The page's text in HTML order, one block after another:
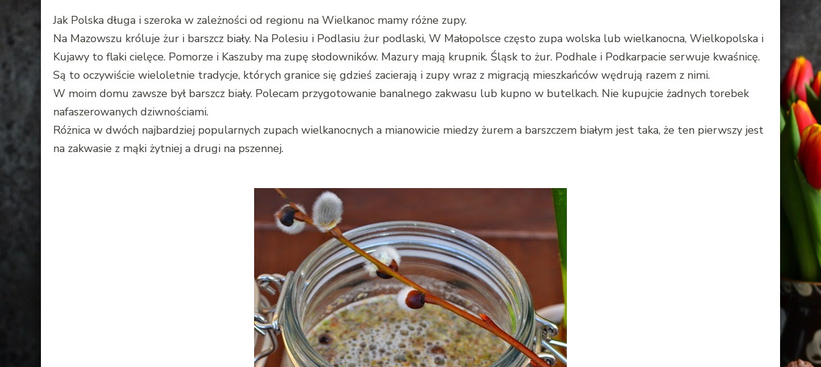
Jak Polska długa i szeroka w zależności od regionu na Wielkanoc mamy różne zupy.
Na Mazowszu króluje żur i barszcz biały. Na Polesiu i Podlasiu żur podlaski, W Małopolsce często zupa wolska lub wielkanocna, Wielkopolska i
Kujawy to flaki cielęce. Pomorze i Kaszuby ma zupę słodowników. Mazury mają krupnik. Śląsk to żur. Podhale i Podkarpacie serwuje kwaśnicę.
Są to oczywiście wieloletnie tradycje, których granice się gdzieś zacierają i zupy wraz z migracją mieszkańców wędrują razem z nimi.
W moim domu zawsze był barszcz biały. Polecam przygotowanie banalnego zakwasu lub kupno w butelkach. Nie kupujcie żadnych torebek
nafaszerowanych dziwnościami.
Różnica w dwóch najbardziej popularnych zupach wielkanocnych a mianowicie miedzy żurem a barszczem białym jest taka, że ten pierwszy jest
na zakwasie z mąki żytniej a drugi na pszennej.